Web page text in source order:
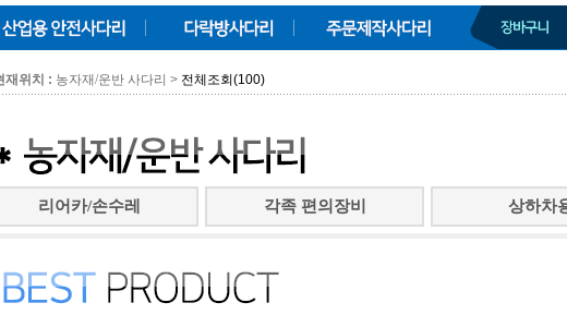
재위치 : 농자재/운반 사다리 > 전체조회(100)
리어카/손수레 각족 편의장비 상하차